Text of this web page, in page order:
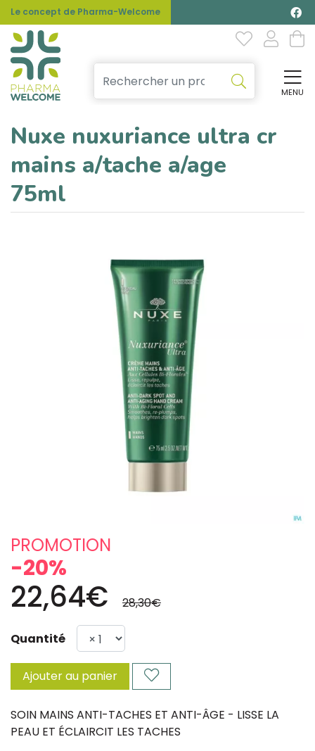
Le concept de Pharma-Welcome
MENU
Nuxe nuxuriance ultra cr
mains a/tache a/age
75ml
PROMOTION
-20%
22,64€ 28,30€
Quantité
Ajouter au panier
SOIN MAINS ANTI-TACHES ET ANTI-ÂGE - LISSE LA
PEAU ET ÉCLAIRCIT LES TACHES